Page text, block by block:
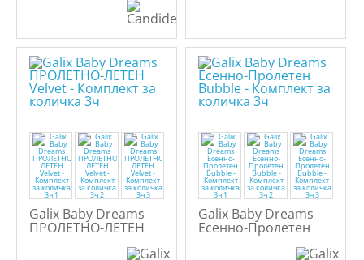
Galix Baby Dreams
ПРОЛЕТНО-ЛЕТЕН
Galix Baby Dreams
Есенно-Пролетен
Bubble - Комплект за